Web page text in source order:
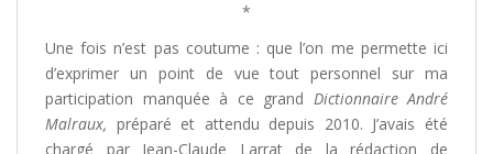
*
Une fois n’est pas coutume : que l’on me permette ici
d’exprimer un point de vue tout personnel sur ma
participation manquée à ce grand Dictionnaire André
Malraux, préparé et attendu depuis 2010. J’avais été
chargé par Jean-Claude Larrat de la rédaction de